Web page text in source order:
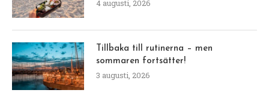
4 augusti, 2026
Tillbaka till rutinerna – men
sommaren fortsätter!
3 augusti, 2026